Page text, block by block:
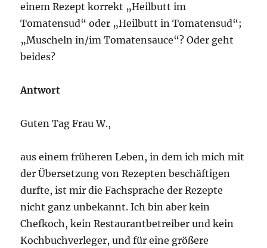
einem Rezept korrekt „Heilbutt im
Tomatensud“ oder „Heilbutt in Tomatensud“;
„Muscheln in/im Tomatensauce“? Oder geht
beides?
Antwort
Guten Tag Frau W.,
aus einem früheren Leben, in dem ich mich mit
der Übersetzung von Rezepten beschäftigen
durfte, ist mir die Fachsprache der Rezepte
nicht ganz unbekannt. Ich bin aber kein
Chefkoch, kein Restaurantbetreiber und kein
Kochbuchverleger, und für eine größere